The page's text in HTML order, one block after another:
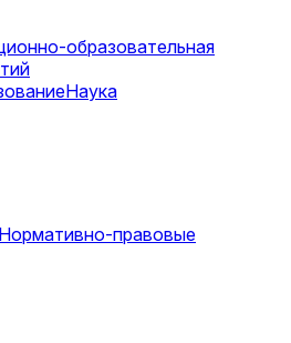
образовательная
Наука
Нормативно-правовые